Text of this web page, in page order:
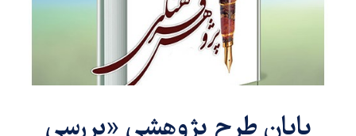
پایان طرح پژوهشی «بررسی